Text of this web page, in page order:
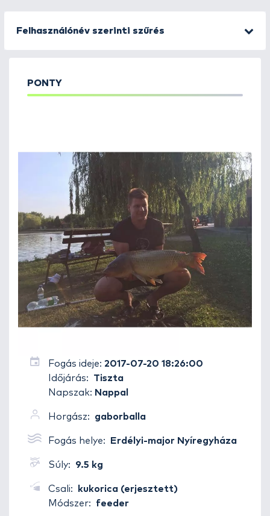
Felhasználónév szerinti szűrés
PONTY
Fogás ideje: 2017-07-20 18:26:00
Időjárás:
Tiszta
Napszak: Nappal
Horgász: gaborballa
Fogás helye: Erdélyi-major Nyíregyháza
Súly: 9.5 kg
Csali:
kukorica (erjesztett)
Módszer:
feeder